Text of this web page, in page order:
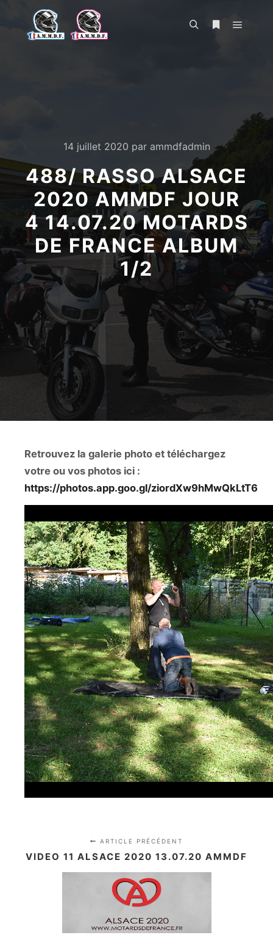
14 juillet 2020 par ammdfadmin
488/ RASSO ALSACE
2020 AMMDF JOUR
4 14.07.20 MOTARDS
DE FRANCE ALBUM
1/2
Retrouvez la galerie photo et téléchargez
votre ou vos photos ici :
https://photos.app.goo.gl/ziordXw9hMwQkLtT6
ARTICLE PRÉCÉDENT
VIDEO 11 ALSACE 2020 13.07.20 AMMDF